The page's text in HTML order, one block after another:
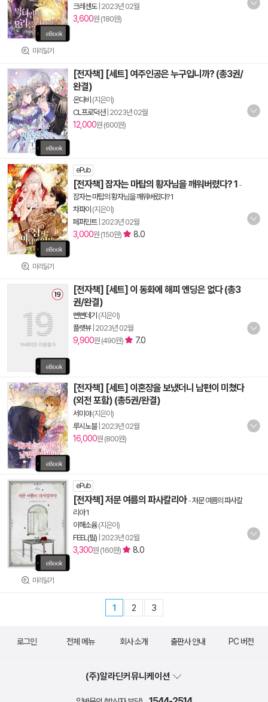
미리읽기
크레센도| 2023년 02월
3,600원 (180원)
[전자책] [세트] 여주인공은 누구입니까? (총3권/
완결)
온다비 (지은이)
CL프로덕션| 2023년 02월
12,000원 (600원)
미리읽기
ePub
[전자책] 잠자는 마탑의 황자님을 깨워버렸다? 1 -
잠자는 마탑의 황자님을 깨워버렸다? 1
차파이 (지은이)
페퍼민트| 2023년 02월
3,000원 (150원) 8.0
[전자책] [세트] 이 동화에 해피 엔딩은 없다 (총3
권/완결)
뻔뻔데기 (지은이)
플랫뷰| 2023년 02월
9,900원 (490원) 7.0
[전자책] [세트] 이혼장을 보냈더니 남편이 미쳤다
(외전 포함) (총5권/완결)
서미야(지은이)
루시노블| 2023년 02월
16,000원 (800원)
미리읽기
ePub
[전자책] 저문 여름의 파사칼리아-저문 여름의 파사칼
리아 1
이해소윰(지은이)
FEEL(필) 2023년 02월
3,300원 (160원) 8.0
1 2 3
로그인 전체 메뉴 회사 소개 출판사 안내 PC 버전
(주)알라딘커뮤니케이션